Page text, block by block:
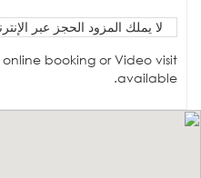
لا يملك المزود الحجز عبر
booking or Video visit
available.